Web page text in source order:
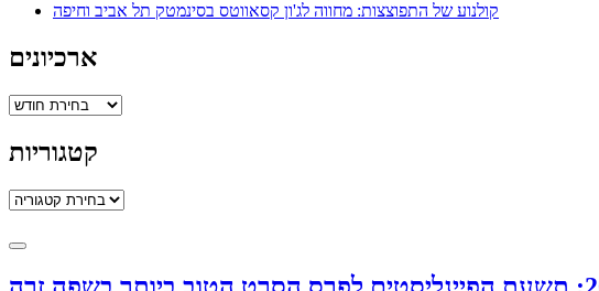
קולנוע של התפוצצות: מחווה לג'ון קסאווטס בסינמטק תל אביב וחיפה
ארכיונים
ארכיונים
קטגוריות
קטגוריות